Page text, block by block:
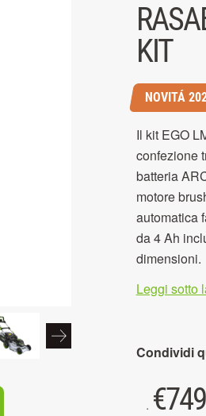
KIT
NOVITÁ
Il kit EGO
confezione
batteria
motore
automatica
da 4 Ah
dimensioni.
Leggi sotto
Condividi
. €